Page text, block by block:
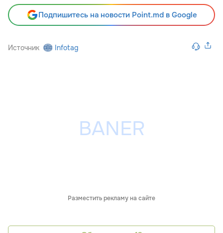
Подпишитесь на новости Point.md в Google
Источник Infotag
Разместить рекламу на сайте